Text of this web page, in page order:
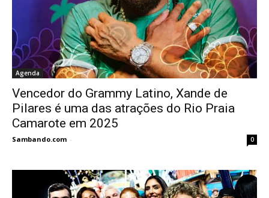
Agenda
Vencedor do Grammy Latino, Xande de
Pilares é uma das atrações do Rio Praia
Camarote em 2025
Sambando.com - 0